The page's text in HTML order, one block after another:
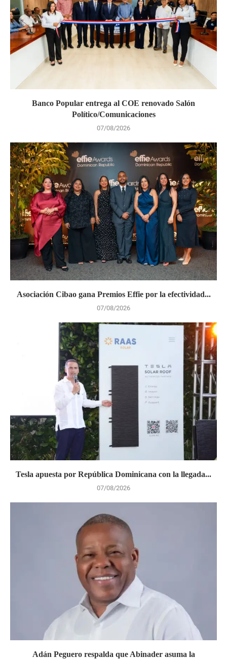
Banco Popular entrega al COE renovado Salón
Político/Comunicaciones
07/08/2026
Asociación Cibao gana Premios Effie por la efectividad...
07/08/2026
Tesla apuesta por República Dominicana con la llegada...
07/08/2026
Adán Peguero respalda que Abinader asuma la